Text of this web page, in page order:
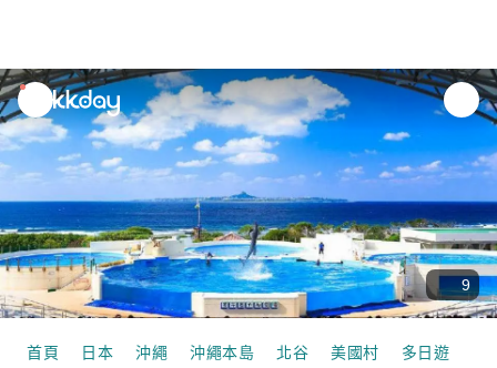
unread
notifications
9
首頁 日本 沖繩 沖繩本島 北谷 美國村 多日遊